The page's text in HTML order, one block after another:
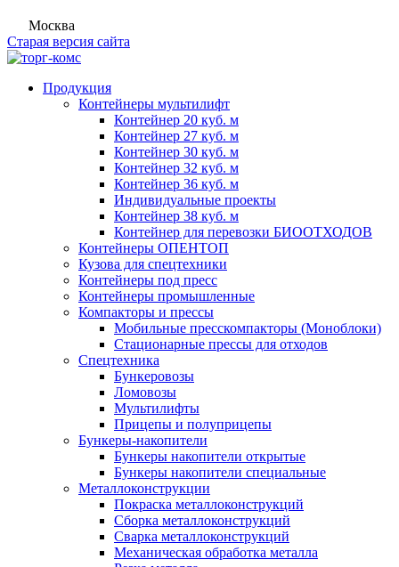
Москва
Старая версия сайта
Продукция
Контейнеры мультилифт
Контейнер 20 куб. м
Контейнер 27 куб. м
Контейнер 30 куб. м
Контейнер 32 куб. м
Контейнер 36 куб. м
Индивидуальные проекты
Контейнер 38 куб. м
Контейнер для перевозки БИООТХОДОВ
Контейнеры ОПЕНТОП
Кузова для спецтехники
Контейнеры под пресс
Контейнеры промышленные
Компакторы и прессы
Мобильные пресскомпакторы (Моноблоки)
Стационарные прессы для отходов
Спецтехника
Бункеровозы
Ломовозы
Мультилифты
Прицепы и полуприцепы
Бункеры-накопители
Бункеры накопители открытые
Бункеры накопители специальные
Металлоконструкции
Покраска металлоконструкций
Сборка металлоконструкций
Сварка металлоконструкций
Механическая обработка металла